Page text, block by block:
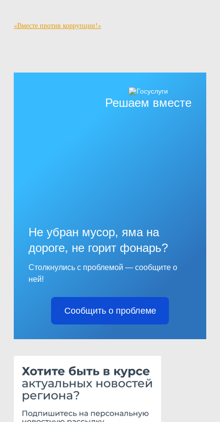
«Вместе против коррупции!»
Решаем вместе
Не убран мусор, яма на
дороге, не горит фонарь?
Столкнулись с проблемой — сообщите о
ней!
Сообщить о проблеме